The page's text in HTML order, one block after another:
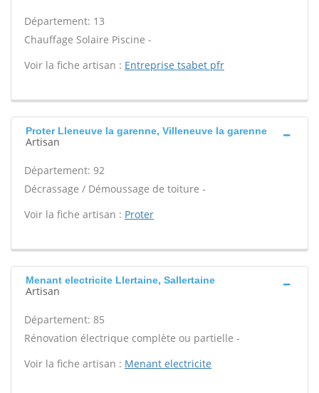
Département: 13
Chauffage Solaire Piscine -
Voir la fiche artisan : Entreprise tsabet pfr
Proter Lleneuve la garenne, Villeneuve la garenne
Artisan
Département: 92
Décrassage / Démoussage de toiture -
Voir la fiche artisan : Proter
Menant electricite Llertaine, Sallertaine
Artisan
Département: 85
Rénovation électrique complète ou partielle -
Voir la fiche artisan : Menant electricite